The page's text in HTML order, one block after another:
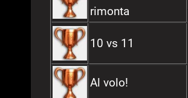
rimonta
10 vs 11
Al volo!